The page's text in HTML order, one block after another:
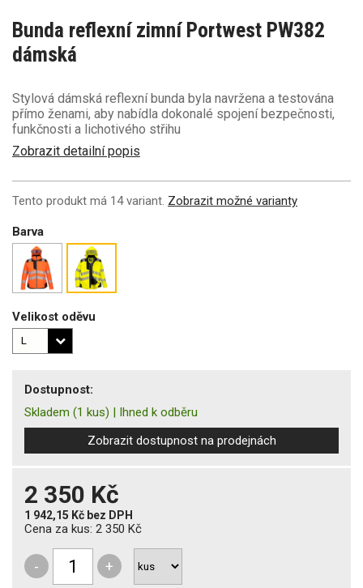
Bunda reflexní zimní Portwest PW382
dámská
Stylová dámská reflexní bunda byla navržena a testována
přímo ženami, aby nabídla dokonalé spojení bezpečnosti,
funkčnosti a lichotivého střihu
Zobrazit detailní popis
Tento produkt má 14 variant. Zobrazit možné varianty
Barva
Velikost oděvu
Dostupnost:
Skladem (1 kus) | Ihned k odběru
Zobrazit dostupnost na prodejnách
2 350 Kč
1 942,15 Kč bez DPH
Cena za kus: 2 350 Kč
- +